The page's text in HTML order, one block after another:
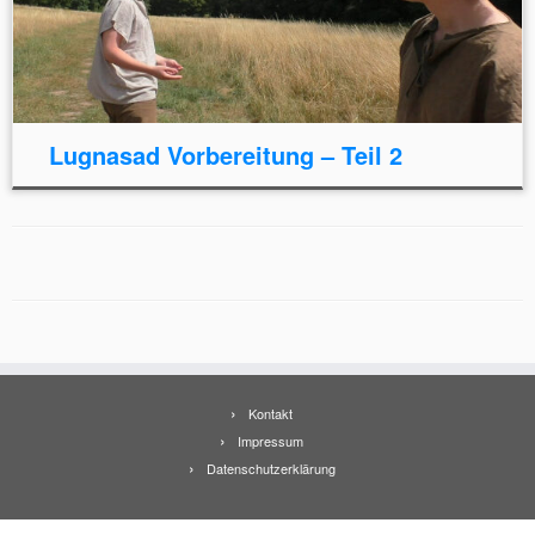
Lugnasad Vorbereitung – Teil 2
Kontakt
Impressum
Datenschutzerklärung